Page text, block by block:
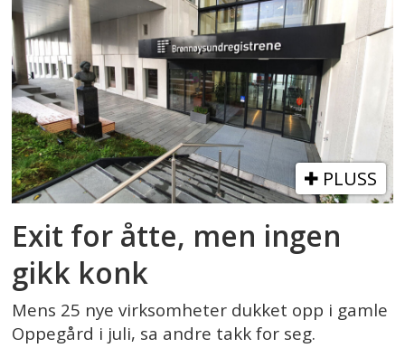
PLUSS
Exit for åtte, men ingen
gikk konk
Mens 25 nye virksomheter dukket opp i gamle
Oppegård i juli, sa andre takk for seg.